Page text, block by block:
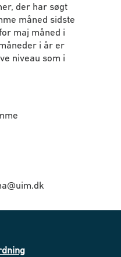
der har søgt
måned sidste
maj måned i
i år er
niveau som i